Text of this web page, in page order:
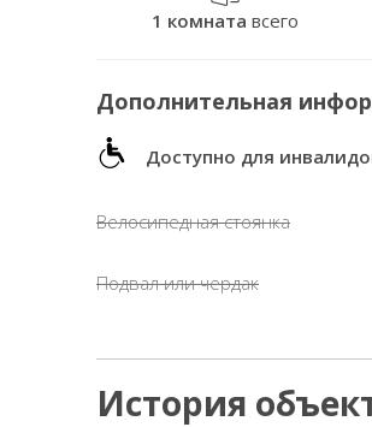
1 комната всего
Дополнительная
Доступно для
Велосипедная стоянка
Подвал или чердак
История